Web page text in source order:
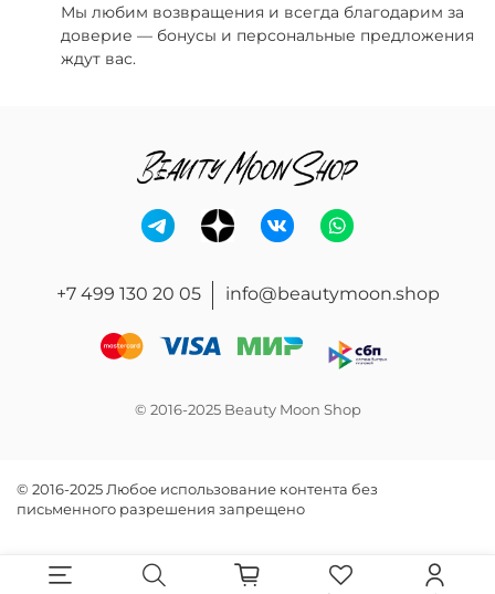
Мы любим возвращения и всегда благодарим за
доверие — бонусы и персональные предложения
ждут вас.
+7 499 130 20 05 info@beautymoon.shop
© 2016-2025 Beauty Moon Shop
© 2016-2025 Любое использование контента без
письменного разрешения запрещено